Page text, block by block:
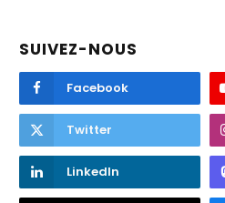
SUIVEZ-NOUS
Facebook
Twitter
LinkedIn